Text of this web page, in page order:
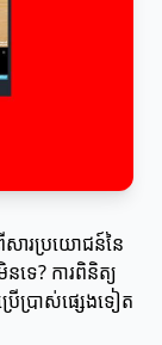
សារប្រយោជន៍នៃ
េ? ការពិនិត្យ
ើប្រាស់ផ្សេងទៀត